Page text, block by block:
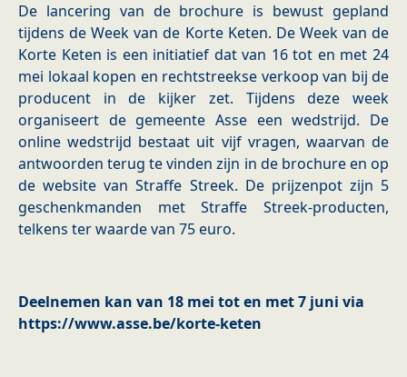
De lancering van de brochure is bewust gepland
tijdens de Week van de Korte Keten. ​De Week van de
Korte Keten is een initiatief dat van 16 tot en met 24
mei lokaal kopen en rechtstreekse verkoop van bij de
producent in de kijker zet. Tijdens deze week
organiseert de gemeente Asse een wedstrijd. De
online wedstrijd bestaat uit vijf vragen, waarvan de
antwoorden terug te vinden zijn in de brochure en op
de website van Straffe Streek. De prijzenpot zijn 5
geschenkmanden met Straffe Streek‑producten,
telkens ter waarde van 75 euro.
Deelnemen kan van 18 mei tot en met 7 juni via
https://www.asse.be/korte-keten